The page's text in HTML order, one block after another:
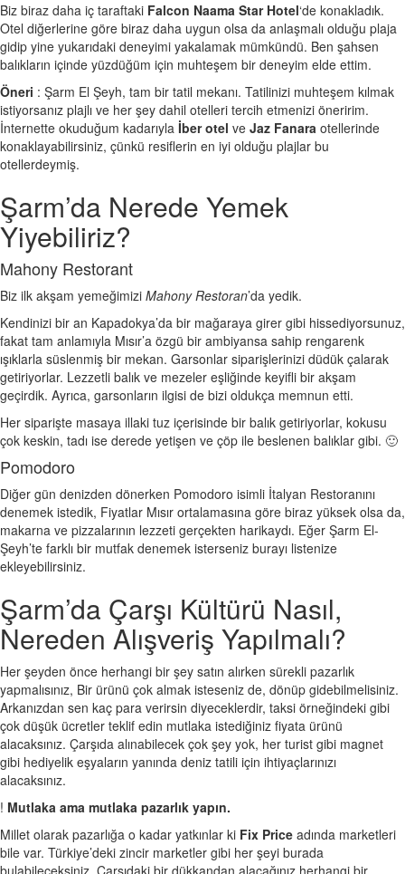
Biz biraz daha iç taraftaki Falcon Naama Star Hotel‘de konakladık.
Otel diğerlerine göre biraz daha uygun olsa da anlaşmalı olduğu plaja
gidip yine yukarıdaki deneyimi yakalamak mümkündü. Ben şahsen
balıkların içinde yüzdüğüm için muhteşem bir deneyim elde ettim.
Öneri : Şarm El Şeyh, tam bir tatil mekanı. Tatilinizi muhteşem kılmak
istiyorsanız plajlı ve her şey dahil otelleri tercih etmenizi öneririm.
İnternette okuduğum kadarıyla İber otel ve Jaz Fanara otellerinde
konaklayabilirsiniz, çünkü resiflerin en iyi olduğu plajlar bu
otellerdeymiş.
Şarm’da Nerede Yemek
Yiyebiliriz?
Mahony Restorant
Biz ilk akşam yemeğimizi Mahony Restoran’da yedik.
Kendinizi bir an Kapadokya’da bir mağaraya girer gibi hissediyorsunuz,
fakat tam anlamıyla Mısır’a özgü bir ambiyansa sahip rengarenk
ışıklarla süslenmiş bir mekan. Garsonlar siparişlerinizi düdük çalarak
getiriyorlar. Lezzetli balık ve mezeler eşliğinde keyifli bir akşam
geçirdik. Ayrıca, garsonların ilgisi de bizi oldukça memnun etti.
Her siparişte masaya illaki tuz içerisinde bir balık getiriyorlar, kokusu
çok keskin, tadı ise derede yetişen ve çöp ile beslenen balıklar gibi. 🙂
Pomodoro
Diğer gün denizden dönerken Pomodoro isimli İtalyan Restoranını
denemek istedik, Fiyatlar Mısır ortalamasına göre biraz yüksek olsa da,
makarna ve pizzalarının lezzeti gerçekten harikaydı. Eğer Şarm El-
Şeyh’te farklı bir mutfak denemek isterseniz burayı listenize
ekleyebilirsiniz.
Şarm’da Çarşı Kültürü Nasıl,
Nereden Alışveriş Yapılmalı?
Her şeyden önce herhangi bir şey satın alırken sürekli pazarlık
yapmalısınız, Bir ürünü çok almak isteseniz de, dönüp gidebilmelisiniz.
Arkanızdan sen kaç para verirsin diyeceklerdir, taksi örneğindeki gibi
çok düşük ücretler teklif edin mutlaka istediğiniz fiyata ürünü
alacaksınız. Çarşıda alınabilecek çok şey yok, her turist gibi magnet
gibi hediyelik eşyaların yanında deniz tatili için ihtiyaçlarınızı
alacaksınız.
! Mutlaka ama mutlaka pazarlık yapın.
Millet olarak pazarlığa o kadar yatkınlar ki Fix Price adında marketleri
bile var. Türkiye’deki zincir marketler gibi her şeyi burada
bulabileceksiniz. Çarşıdaki bir dükkandan alacağınız herhangi bir